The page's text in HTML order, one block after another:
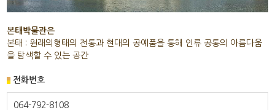
본태박물관은
본태 : 원래의형태의 전통과 현대의 공예품을 통해 인류 공통의 아름다움
을 탐색할 수 있는 공간
전화번호
064-792-8108